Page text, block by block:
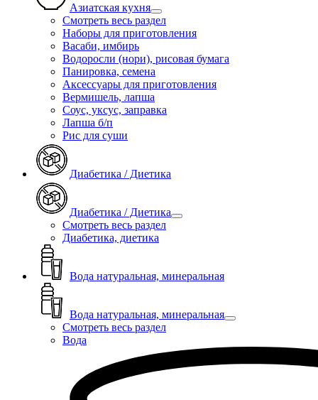
Азиатская кухня
Смотреть весь раздел
Наборы для приготовления
Васаби, имбирь
Водоросли (нори), рисовая бумага
Панировка, семена
Аксессуары для приготовления
Вермишель, лапша
Соус, уксус, заправка
Лапша б/п
Рис для суши
Диабетика / Диетика
Диабетика / Диетика
Смотреть весь раздел
Диабетика, диетика
Вода натуральная, минеральная
Вода натуральная, минеральная
Смотреть весь раздел
Вода